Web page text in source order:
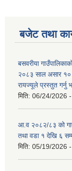
बजेट तथा
बसवरीया
२०८३ साल असार १०
रायज्यूले प्रस्तुत गर्नु
मिति: 06/24/2026
आ.व २०८२/८३ को
तथा वडा १ देखि ६
मिति: 05/19/2026